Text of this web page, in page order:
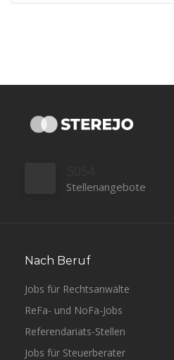
Stellenangebote
Nach Beruf
Jobs für Rechtsanwälte
ReFa- und NoFa-Jobs
Referendariats-Stellen
Jobs für Steuerberater